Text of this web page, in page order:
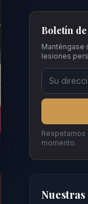
Boletín
Manténgase
lesiones
Respetamos
momento.